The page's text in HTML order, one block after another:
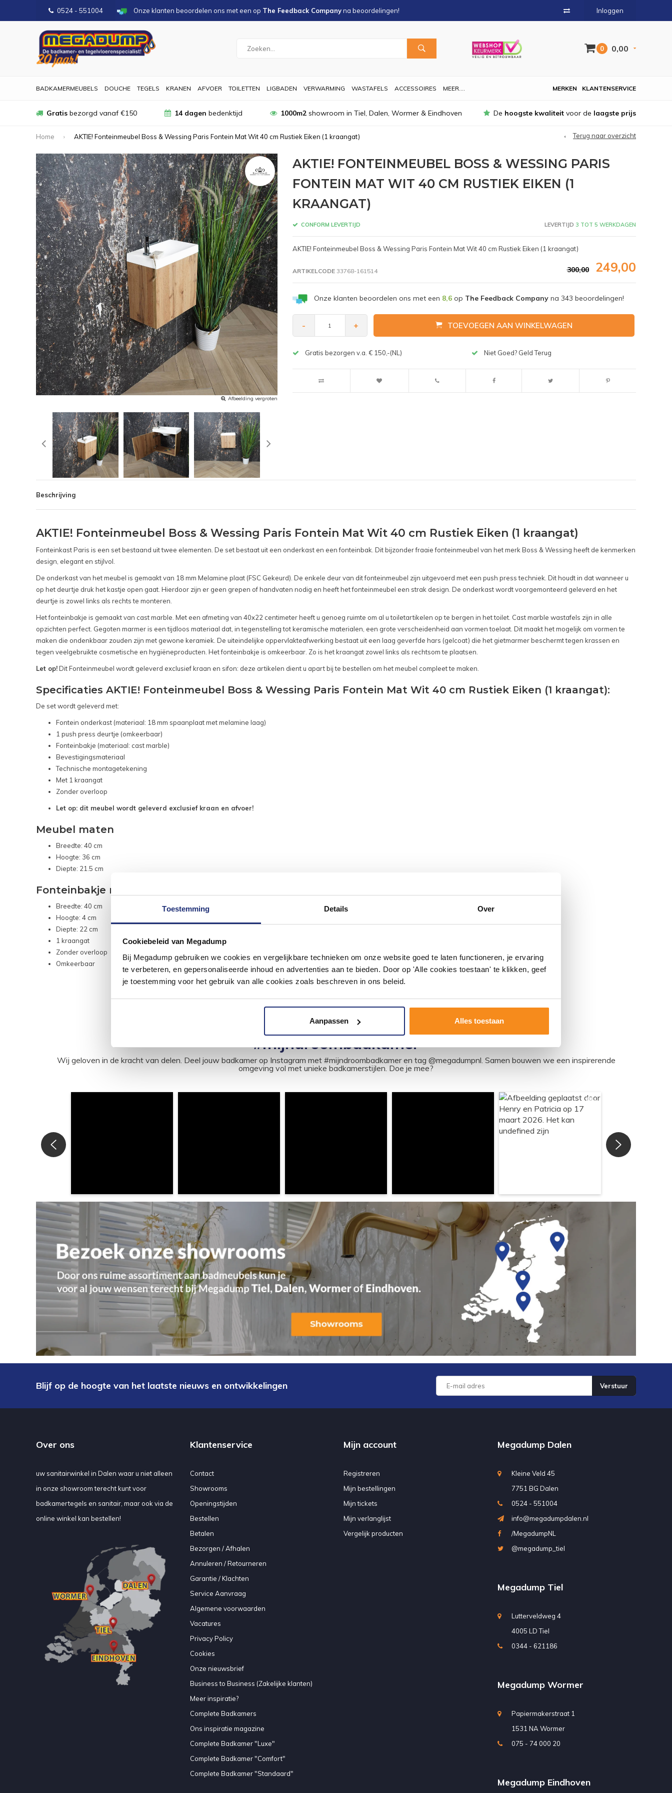
Toestemming Details Over
Cookiebeleid van Megadump
Bij Megadump gebruiken we cookies en vergelijkbare technieken om onze website goed te laten functioneren, je ervaring
te verbeteren, en gepersonaliseerde inhoud en advertenties aan te bieden. Door op 'Alle cookies toestaan' te klikken, geef
je toestemming voor het gebruik van alle cookies zoals beschreven in ons beleid.
Aanpassen Alles toestaan
0524 - 551004 Onze klanten beoordelen ons met een op The Feedback Companyna beoordelingen! Inloggen
0 0,00
BADKAMERMEUBELS DOUCHE TEGELS KRANEN AFVOER TOILETTEN LIGBADEN VERWARMING WASTAFELS ACCESSOIRES MEER.... KLANTENSERVICE
MERKEN
Gratis bezorgd vanaf €150 14 dagen bedenktijd 1000m2showroom in Tiel, Dalen, Wormer & Eindhoven De hoogste kwaliteit voor de laagste prijs
Home AKTIE! Fonteinmeubel Boss & Wessing Paris Fontein Mat Wit 40 cm Rustiek Eiken (1 kraangat) Terug naar overzicht
Afbeelding vergroten
AKTIE! FONTEINMEUBEL BOSS & WESSING PARIS
FONTEIN MAT WIT 40 CM RUSTIEK EIKEN (1
KRAANGAT)
CONFORM LEVERTIJD LEVERTIJD 3 TOT 5 WERKDAGEN
AKTIE! Fonteinmeubel Boss & Wessing Paris Fontein Mat Wit 40 cm Rustiek Eiken (1 kraangat)
ARTIKELCODE33768-161514 300,00 249,00
Onze klanten beoordelen ons met een 8,6op The Feedback Companyna 343 beoordelingen!
- + TOEVOEGEN AAN WINKELWAGEN
Gratis bezorgen v.a. € 150,-(NL) Niet Goed? Geld Terug
Beschrijving
AKTIE! Fonteinmeubel Boss & Wessing Paris Fontein Mat Wit 40 cm Rustiek Eiken (1 kraangat)
Fonteinkast Paris is een set bestaand uit twee elementen. De set bestaat uit een onderkast en een fonteinbak. Dit bijzonder fraaie fonteinmeubel van het merk Boss & Wessing heeft de kenmerken
design, elegant en stijlvol.
De onderkast van het meubel is gemaakt van 18 mm Melamine plaat (FSC Gekeurd). De enkele deur van dit fonteinmeubel zijn uitgevoerd met een push press techniek. Dit houdt in dat wanneer u
op het deurtje druk het kastje open gaat. Hierdoor zijn er geen grepen of handvaten nodig en heeft het fonteinmeubel een strak design. De onderkast wordt voorgemonteerd geleverd en het
deurtje is zowel links als rechts te monteren.
Het fonteinbakje is gemaakt van cast marble. Met een afmeting van 40x22 centimeter heeft u genoeg ruimte om al u toiletartikelen op te bergen in het toilet. Cast marble wastafels zijn in alle
opzichten perfect. Gegoten marmer is een tijdloos materiaal dat, in tegenstelling tot keramische materialen, een grote verscheidenheid aan vormen toelaat. Dit maakt het mogelijk om vormen te
maken die ondenkbaar zouden zijn met gewone keramiek. De uiteindelijke oppervlakteafwerking bestaat uit een laag geverfde hars (gelcoat) die het gietmarmer beschermt tegen krassen en
tegen veelgebruikte cosmetische en hygiëneproducten. Het fonteinbakje is omkeerbaar. Zo is het kraangat zowel links als rechtsom te plaatsen.
Let op!Dit Fonteinmeubel wordt geleverd exclusief kraan en sifon: deze artikelen dient u apart bij te bestellen om het meubel compleet te maken.
Specificaties AKTIE! Fonteinmeubel Boss & Wessing Paris Fontein Mat Wit 40 cm Rustiek Eiken (1 kraangat):
De set wordt geleverd met:
Fontein onderkast (materiaal: 18 mm spaanplaat met melamine laag)
1 push press deurtje (omkeerbaar)
Fonteinbakje (materiaal: cast marble)
Bevestigingsmateriaal
Technische montagetekening
Met 1 kraangat
Zonder overloop
Let op: dit meubel wordt geleverd exclusief kraan en afvoer!
Meubel maten
Breedte: 40 cm
Hoogte: 36 cm
Diepte: 21.5 cm
Fonteinbakje maten:
Breedte: 40 cm
Hoogte: 4 cm
Diepte: 22 cm
1 kraangat
Zonder overloop
Omkeerbaar
#mijndroombadkamer
Wij geloven in de kracht van delen. Deel jouw badkamer op Instagram met #mijndroombadkamer en tag @megadumpnl. Samen bouwen we een inspirerende
omgeving vol met unieke badkamerstijlen. Doe je mee?
Blijf op de hoogte van het laatste nieuws en ontwikkelingen Verstuur
Over ons
uw sanitairwinkel in Dalen waar u niet alleen
in onze showroom terecht kunt voor
badkamertegels en sanitair, maar ook via de
online winkel kan bestellen!
Klantenservice
Contact
Showrooms
Openingstijden
Bestellen
Betalen
Bezorgen / Afhalen
Annuleren / Retourneren
Garantie / Klachten
Service Aanvraag
Algemene voorwaarden
Vacatures
Privacy Policy
Cookies
Onze nieuwsbrief
Business to Business (Zakelijke klanten)
Meer inspiratie?
Complete Badkamers
Ons inspiratie magazine
Complete Badkamer "Luxe"
Complete Badkamer "Comfort"
Complete Badkamer "Standaard"
Mijn account
Registreren
Mijn bestellingen
Mijn tickets
Mijn verlanglijst
Vergelijk producten
Megadump Dalen
Kleine Veld 45
7751 BG Dalen
0524 - 551004
info@megadumpdalen.nl
/MegadumpNL
@megadump_tiel
Megadump Tiel
Lutterveldweg 4
4005 LD Tiel
0344 - 621186
Megadump Wormer
Papiermakerstraat 1
1531 NA Wormer
075 - 74 000 20
Megadump Eindhoven